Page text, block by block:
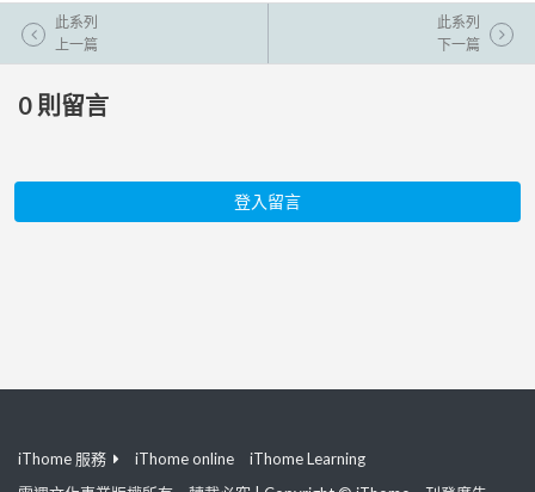
此系列
上一篇
此系列
下一篇
0 則留言
登入留言
iThome 服務 iThome online
iThome Learning